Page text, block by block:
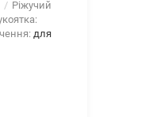
Ріжучий
для